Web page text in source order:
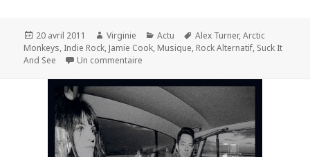
Publié
le
20 avril 2011 Auteur
Virginie Catégories
Actu
Mots-
clés
Alex Turner,Arctic
Monkeys, Indie Rock, Jamie Cook, Musique, Rock Alternatif, Suck It
And See
Un commentaire